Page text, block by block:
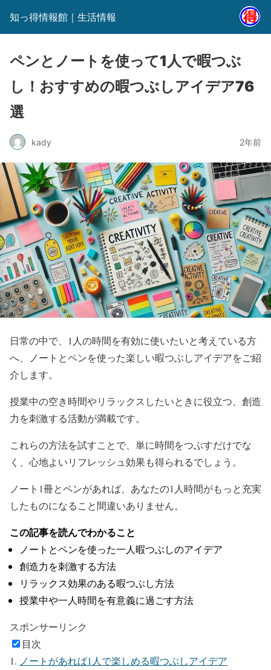
知っ得情報館｜生活情報
ペンとノートを使って1人で暇つぶ
し！おすすめの暇つぶしアイデア76
選
kady 2年前
日常の中で、1人の時間を有効に使いたいと考えている方
へ、ノートとペンを使った楽しい暇つぶしアイデアをご紹
介します。
授業中の空き時間やリラックスしたいときに役立つ、創造
力を刺激する活動が満載です。
これらの方法を試すことで、単に時間をつぶすだけでな
く、心地よいリフレッシュ効果も得られるでしょう。
ノート1冊とペンがあれば、あなたの1人時間がもっと充実
したものになること間違いありません。
この記事を読んでわかること
ノートとペンを使った一人暇つぶしのアイデア
創造力を刺激する方法
リラックス効果のある暇つぶし方法
授業中や一人時間を有意義に過ごす方法
スポンサーリンク
目次
ノートがあれば1人で楽しめる暇つぶしアイデア